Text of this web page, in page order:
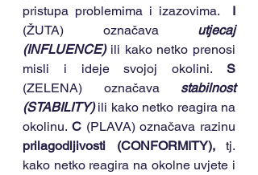
pristupa problemima i izazovima. I
(ŽUTA) označava utjecaj
(INFLUENCE) ili kako netko prenosi
misli i ideje svojoj okolini. S
(ZELENA) označava stabilnost
(STABILITY) ili kako netko reagira na
okolinu. C
prilagodljivosti (CONFORMITY), tj.
kako netko reagira na okolne uvjete i